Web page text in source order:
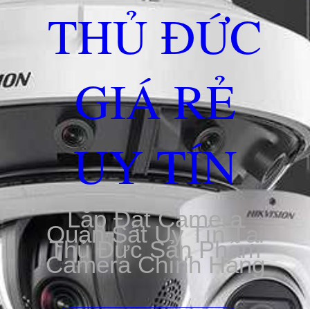
THỦ ĐỨC
GIÁ RẺ
UY TÍN
Lắp Đặt Camera
Quan Sát Uy Tín Tại
Thủ Đức Sản Phẩm
Camera Chính Hãng